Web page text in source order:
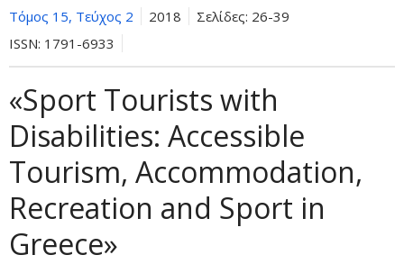
Τόμος 15, Τεύχος 2 2018 Σελίδες: 26-39
ISSN: 1791-6933
«Sport Tourists with
Disabilities: Accessible
Tourism, Accommodation,
Recreation and Sport in
Greece»